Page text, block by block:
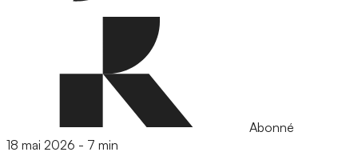
Abonné
18 mai 2026 - 7 min